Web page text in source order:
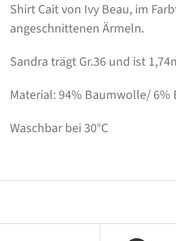
Shirt Cait von Ivy Beau, im
angeschnittenen Ärmeln.
Sandra trägt Gr.36 und ist
Material: 94% Baumwolle/ 6%
Waschbar bei 30°C